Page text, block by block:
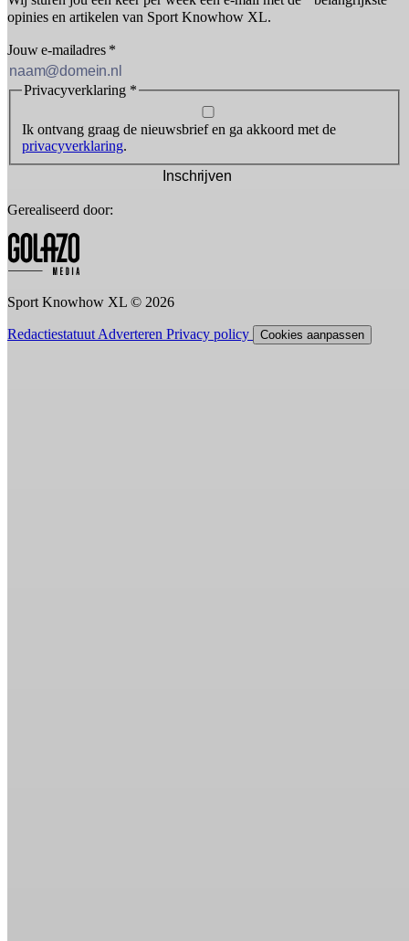
opinies en artikelen van Sport Knowhow XL.
Jouw e-mailadres *
Privacyverklaring *
Ik ontvang graag de nieuwsbrief en ga akkoord met de
privacyverklaring.
Inschrijven
Gerealiseerd door:
Sport Knowhow XL © 2026
Redactiestatuut Adverteren Privacy policy Cookies aanpassen